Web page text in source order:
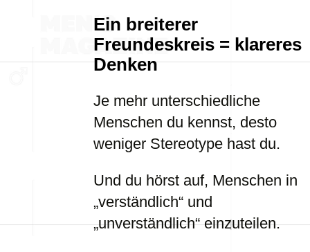
Ein breiterer
Freundeskreis = klareres
Denken
Je mehr unterschiedliche
Menschen du kennst, desto
weniger Stereotype hast du.
Und du hörst auf, Menschen in
„verständlich“ und
„unverständlich“ einzuteilen.